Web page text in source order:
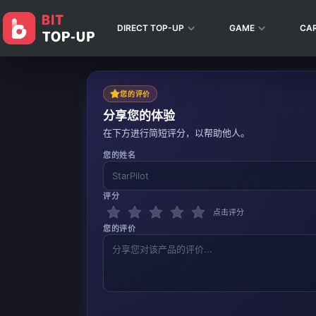
DIRECT TOP-UP GAME
您的评价
分享您的体验
在下方进行简短评分，以帮助他人。
您的姓名
评分
点击评分
您的评价